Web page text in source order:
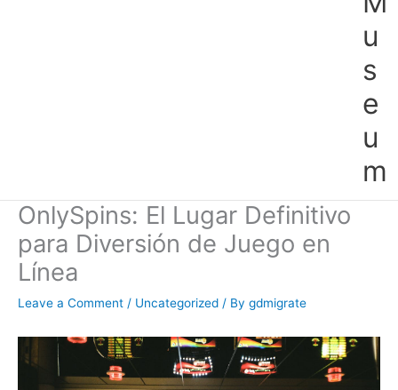
u
s
e
u
m
OnlySpins: El Lugar Definitivo
para Diversión de Juego en
Línea
Leave a Comment / Uncategorized / By gdmigrate